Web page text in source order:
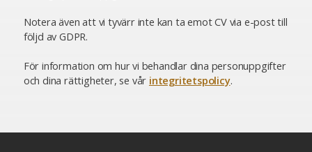
Notera även att vi tyvärr inte kan ta emot CV via e-post till
följd av GDPR.
För information om hur vi behandlar dina personuppgifter
och dina rättigheter, se vår integritetspolicy.